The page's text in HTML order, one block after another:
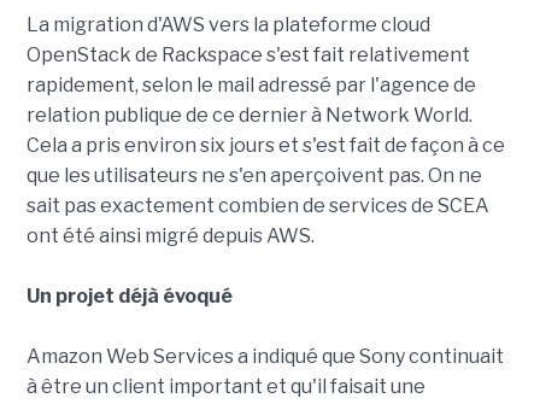
La migration d'AWS vers la plateforme cloud
OpenStack de Rackspace s'est fait relativement
rapidement, selon le mail adressé par l'agence de
relation publique de ce dernier à Network World.
Cela a pris environ six jours et s'est fait de façon à ce
que les utilisateurs ne s'en aperçoivent pas. On ne
sait pas exactement combien de services de SCEA
ont été ainsi migré depuis AWS.
Un projet déjà évoqué
Amazon Web Services a indiqué que Sony continuait
à être un client important et qu'il faisait une